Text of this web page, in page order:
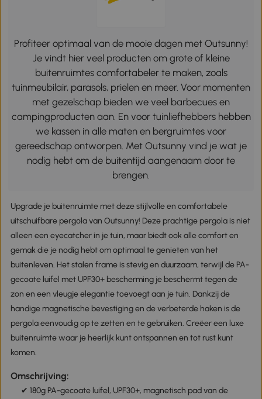
Profiteer optimaal van de mooie dagen met Outsunny!
Je vindt hier veel producten om grote of kleine
buitenruimtes comfortabeler te maken, zoals
tuinmeubilair, parasols, prielen en meer. Voor momenten
met gezelschap bieden we veel barbecues en
campingproducten aan. En voor tuinliefhebbers hebben
we kassen in alle maten en bergruimtes voor
gereedschap ontworpen. Met Outsunny vind je wat je
nodig hebt om de buitentijd aangenaam door te
brengen.
Upgrade je buitenruimte met deze stijlvolle en comfortabele
uitschuifbare pergola van Outsunny! Deze prachtige pergola is niet
alleen een eyecatcher in je tuin, maar biedt ook alle comfort en
gemak die je nodig hebt om optimaal te genieten van het
buitenleven. Het stalen frame is stevig en duurzaam, terwijl de PA-
gecoate luifel met UPF30+ bescherming je beschermt tegen de
zon en een vleugje elegantie toevoegt aan je tuin. Dankzij de
handige magnetische bevestiging en de verbeterde haken is de
pergola eenvoudig op te zetten en te gebruiken. Creëer een luxe
buitenruimte waar je heerlijk kunt ontspannen en tot rust kunt
komen.
Omschrijving:
✔ 180g PA-gecoate luifel, UPF30+, magnetisch pad van de